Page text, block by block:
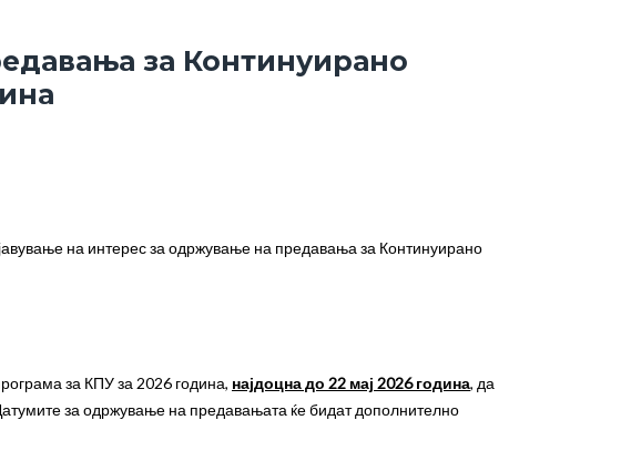
за Континуирано
на интерес за одржување на предавања за Континуирано
за КПУ за 2026 година, најдоцна до 22 мај 2026 година, да
за одржување на предавањата ќе бидат дополнително